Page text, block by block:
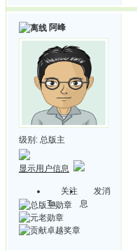
阿峰
级别: 总版主
显示用户信息
关注
Ta
发消
息